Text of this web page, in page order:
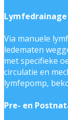
Lymfedrainage
Via manuele
ledematen
met specifieke
circulatie en
lymfepomp,
Pre- en